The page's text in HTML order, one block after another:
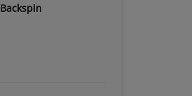
Backspin